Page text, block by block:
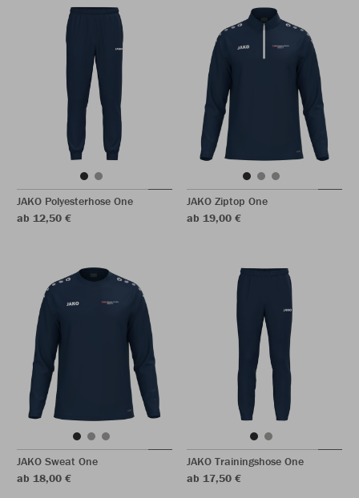
JAKO Polyesterhose One
ab 12,50 €
JAKO Ziptop One
ab 19,00 €
JAKO Sweat One
ab 18,00 €
JAKO Trainingshose One
ab 17,50 €